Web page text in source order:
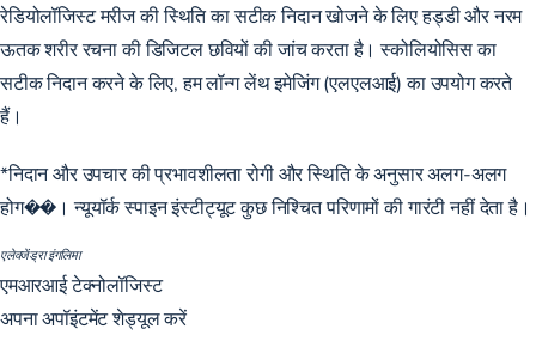
रेडियोलॉजिस्ट मरीज की स्थिति का सटीक निदान खोजने के लिए हड्डी और नरम
ऊतक शरीर रचना की डिजिटल छवियों की जांच करता है। स्कोलियोसिस का
सटीक निदान करने के लिए, हम लॉन्ग लेंथ इमेजिंग (एलएलआई) का उपयोग करते
हैं।
*निदान और उपचार की प्रभावशीलता रोगी और स्थिति के अनुसार अलग-अलग
होग��। न्यूयॉर्क स्पाइन इंस्टीट्यूट कुछ निश्चित परिणामों की गारंटी नहीं देता है।
एलेक्जेंड्रा इंगलिमा
एमआरआई टेक्नोलॉजिस्ट
अपना अपॉइंटमेंट शेड्यूल करें